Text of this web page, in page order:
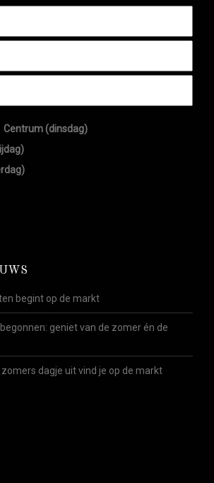
Centrum (dinsdag)
begint op de markt
geniet van de zomer én de
dagje uit vind je op de markt